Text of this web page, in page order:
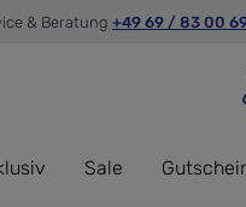
& Beratung +49 69 / 83 00
Sale